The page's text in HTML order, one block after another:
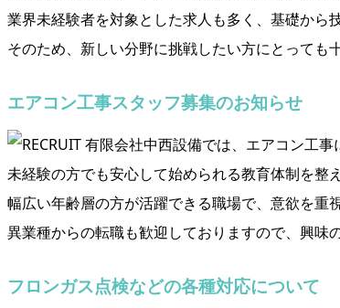
業界未経験者を対象とした求人も多く、基礎から
そのため、新しい分野に挑戦したい方にとっても
エアコン工事スタッフ募集のお知らせ
有限会社中西設備では、エアコン工事
未経験の方でも安心して始められる教育体制を整
幅広い年齢層の方が活躍できる職場で、意欲を重
異業種からの転職も歓迎しておりますので、興味
フロンガス点検などの各種対応について